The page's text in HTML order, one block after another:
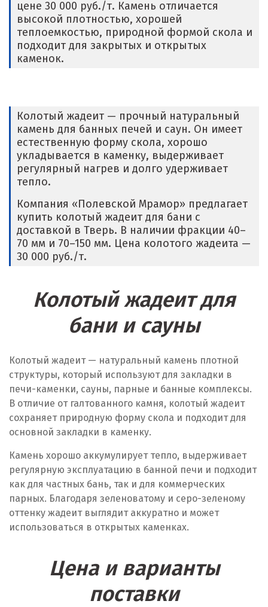
цене 30 000 руб./т. Камень отличается
высокой плотностью, хорошей
теплоемкостью, природной формой скола и
подходит для закрытых и открытых
каменок.
Колотый жадеит — прочный натуральный
камень для банных печей и саун. Он имеет
естественную форму скола, хорошо
укладывается в каменку, выдерживает
регулярный нагрев и долго удерживает
тепло.
Компания «Полевской Мрамор» предлагает
купить колотый жадеит для бани с
доставкой в Тверь. В наличии фракции 40–
70 мм и 70–150 мм. Цена колотого жадеита —
30 000 руб./т.
Колотый жадеит для
бани и сауны
Колотый жадеит — натуральный камень плотной
структуры, который используют для закладки в
печи-каменки, сауны, парные и банные комплексы.
В отличие от галтованного камня, колотый жадеит
сохраняет природную форму скола и подходит для
основной закладки в каменку.
Камень хорошо аккумулирует тепло, выдерживает
регулярную эксплуатацию в банной печи и подходит
как для частных бань, так и для коммерческих
парных. Благодаря зеленоватому и серо-зеленому
оттенку жадеит выглядит аккуратно и может
использоваться в открытых каменках.
Цена и варианты
поставки